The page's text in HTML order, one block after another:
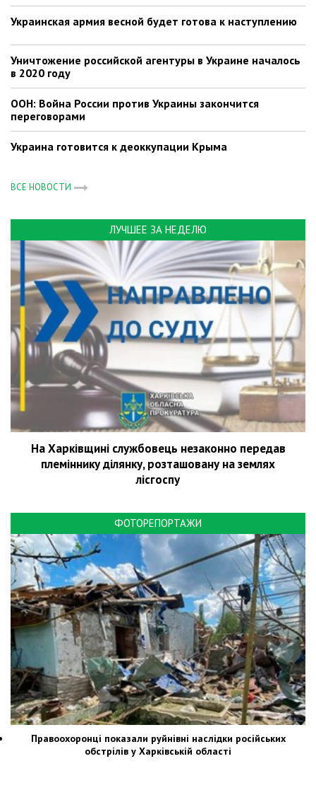
Украинская армия весной будет готова к наступлению
Уничтожение российской агентуры в Украине началось
в 2020 году
ООН: Война России против Украины закончится
переговорами
Украина готовится к деоккупации Крыма
ВСЕ НОВОСТИ
ЛУЧШЕЕ ЗА НЕДЕЛЮ
На Харківщині службовець незаконно передав
племіннику ділянку, розташовану на землях
лісгоспу
ФОТОРЕПОРТАЖИ
Правоохоронці показали руйнівні наслідки російських
обстрілів у Харківській області